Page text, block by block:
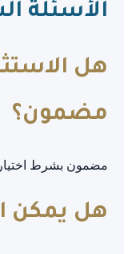
الأسئلة
هل
مضمون؟
مضمون بشرط
هل يمكن